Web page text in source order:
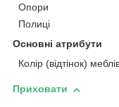
Опори
Полиці
Основні атрибути
Колір (відтінок)
Приховати